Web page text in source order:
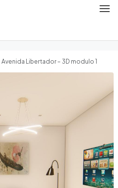
Avenida Libertador – 3D modulo 1